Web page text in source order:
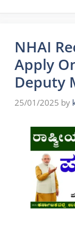
NHAI
Apply
Deputy
25/01/2025 by